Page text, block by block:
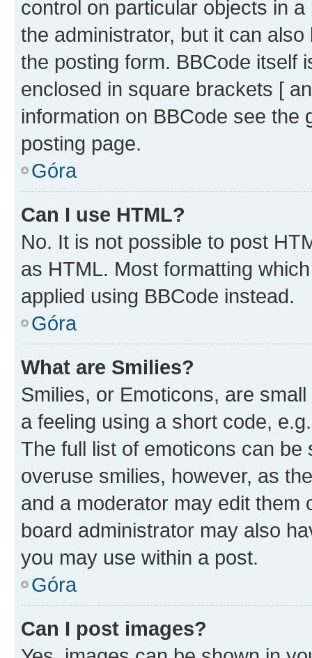
control on particular objects in
the administrator, but it can
the posting form. BBCode itself
enclosed in square brackets [
information on BBCode see
posting page.
Góra
Can I use HTML?
No. It is not possible to post
as HTML. Most formatting
applied using BBCode instead.
Góra
What are Smilies?
Smilies, or Emoticons, are
a feeling using a short code,
The full list of emoticons can
overuse smilies, however, as
and a moderator may edit them
board administrator may also
you may use within a post.
Góra
Can I post images?